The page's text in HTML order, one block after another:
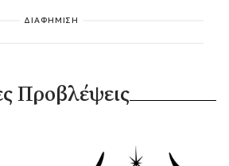
ΔΙΑΦΗΜΙΣΗ
Προβλέψεις